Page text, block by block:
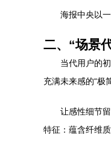
海报中央以
二、“场景
当代用户的
充满未来感的“极
让感性细节
特征：蕴含纤维